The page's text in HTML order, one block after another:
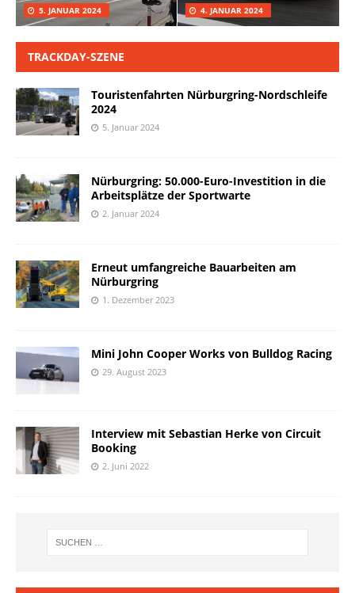
5. JANUAR 2024 4. JANUAR 2024
TRACKDAY-SZENE
Touristenfahrten Nürburgring-Nordschleife
2024
5. Januar 2024
Nürburgring: 50.000-Euro-Investition in die
Arbeitsplätze der Sportwarte
2. Januar 2024
Erneut umfangreiche Bauarbeiten am
Nürburgring
1. Dezember 2023
Mini John Cooper Works von Bulldog Racing
29. August 2023
Interview mit Sebastian Herke von Circuit
Booking
2. Juni 2022